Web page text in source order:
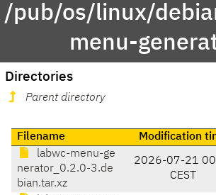
/pub/os/linux/
menu-
Directories
Parent directory
Filename Modification
labwc-menu-ge
nerator_0.2.0-3.de
bian.tar.xz
2026-07-21
CEST